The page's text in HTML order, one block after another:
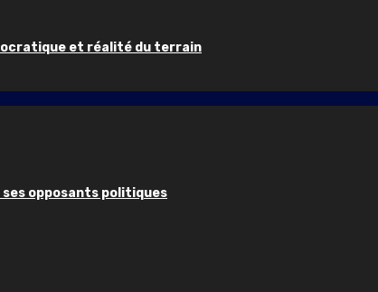
et réalité du terrain
opposants politiques